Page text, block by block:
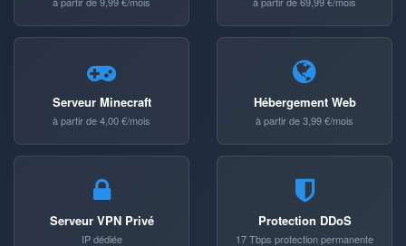
Serveur Minecraft
à partir de 4,00 €/mois
Hébergement Web
à partir de 3,99 €/mois
Serveur VPN Privé
IP dédiée
Protection DDoS
17 Tbps protection permanente